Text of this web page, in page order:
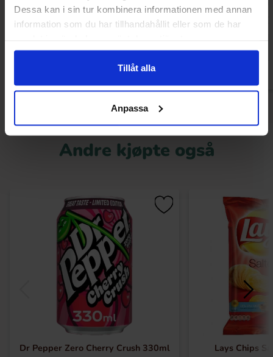
Dessa kan i sin tur kombinera informationen med annan
information som du har tillhandahållit eller som de har
Tillåt alla
Anpassa
49.90 kr
Andre kjøpte også
Dr Pepper Zero Cherry Crush 330ml Lays Chips